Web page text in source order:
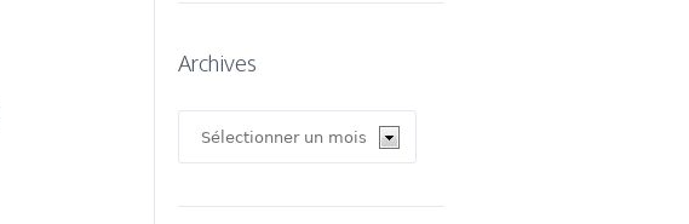
Archives